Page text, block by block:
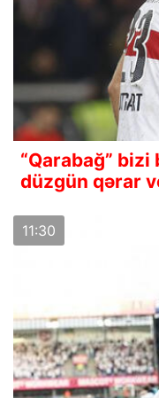
“Qarabağ” bizi
düzgün qərar
11:30